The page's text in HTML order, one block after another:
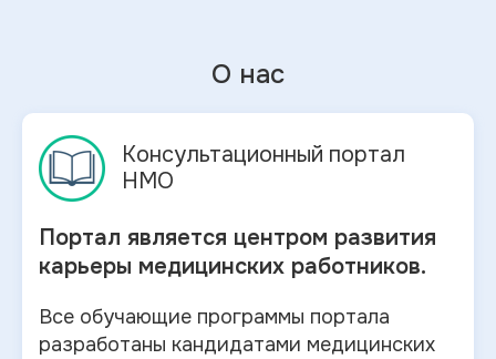
О нас
Консультационный портал
НМО
Портал является центром развития
карьеры медицинских работников.
Все обучающие программы портала
разработаны кандидатами медицинских